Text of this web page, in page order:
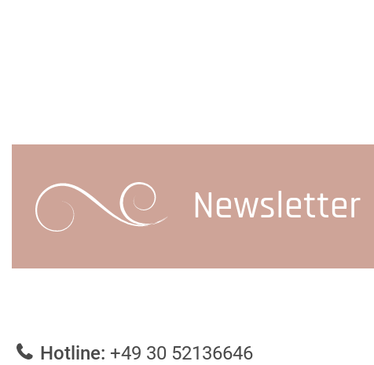
Newsletter
Hotline: +49 30 52136646